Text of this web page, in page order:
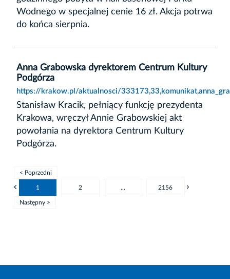
Wodnego w specjalnej cenie 16 zł. Akcja potrwa
do końca sierpnia.
Anna Grabowska dyrektorem Centrum Kultury
Podgórza
https://krakow.pl/aktualnosci/
Stanisław Kracik, pełniący funkcję prezydenta
Krakowa, wręczył Annie Grabowskiej akt
powołania na dyrektora Centrum Kultury
Podgórza.
< Poprzedni
1 2 ... 2156
Następny >